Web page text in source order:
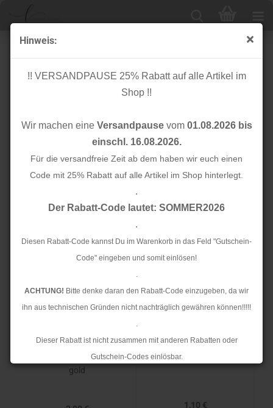
Hinweis:
!! VERSANDPAUSE 25% Rabatt auf alle Artikel im
Shop !!
Wir machen eine Versandpausevom 01.08.2026 bis
einschl. 16.08.2026.
Für die versandfreie Zeit ab dem haben wir euch einen
Code mit 25% Rabatt auf alle Artikel im Shop hinterlegt.
.
Der Rabatt-Code lautet: SOMMER2026
.
Diesen Rabatt-Code kannst Du im Warenkorb in das Feld "Gutschein-
Code" eingeben und somit einlösen!
.
ACHTUNG! Bitte denke daran den Rabatt-Code einzugeben, da wir
ihn aus technischen Gründen nicht nachträglich gewähren können!!!!!
.
Dieser Rabatt ist nicht zusammen mit anderen Rabatten oder
Gutschein-Codes einlösbar.
Rückstaus kann es jedoch zu längeren Lieferzeiten kommen.
Knöpfe 15mm
24 pro Seite
2 3 4 »
Metall - Unternäher -
15mm - Anker - matt
gold
- 15 mm - camel -
Mind the Maker
1,10 €